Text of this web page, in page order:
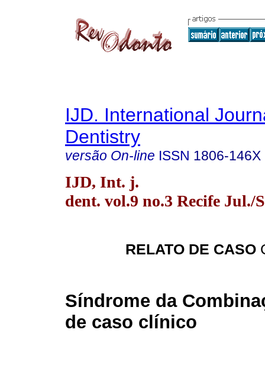
IJD. International
Dentistry
versão On-line ISSN 1806-146X
IJD, Int. j.
dent. vol.9 no.3 Recife Jul./
RELATO DE CASO
Síndrome da
de caso clínico